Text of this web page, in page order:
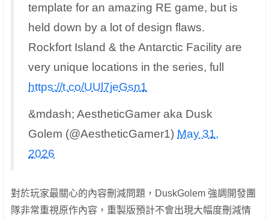
template for an amazing RE game, but is
held down by a lot of design flaws.
Rockfort Island & the Antarctic Facility are
very unique locations in the series, full
https://t.co/UUl7jeGsn1
&mdash; AestheticGamer aka Dusk
Golem (@AestheticGamer1) May 31,
2026
對於玩家最關心的內容刪減問題，DuskGolem 強調開發團
隊非常重視原作內容，重製版預計不會出現大幅度刪減情